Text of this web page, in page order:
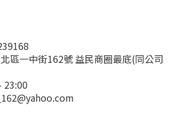
區一中街162號 益民商圈最底(同公司
23:00